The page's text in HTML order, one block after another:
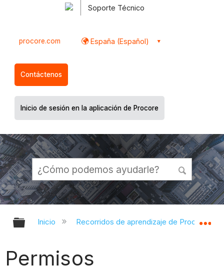
Soporte Técnico
procore.com España (Español)
Contáctenos
Inicio de sesión en la aplicación de Procore
Expandir/contraer jerarquía global
Inicio Recorridos de aprendizaje de Procore
Permisos